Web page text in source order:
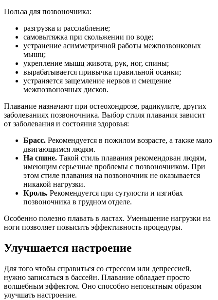
Польза для позвоночника:
разгрузка и расслабление;
самовытяжка при скольжении по воде;
устранение асимметричной работы межпозвонковых
мышц;
укрепление мышц живота, рук, ног, спины;
вырабатывается привычка правильной осанки;
устраняется защемление нервов и смещение
межпозвоночных дисков.
Плавание назначают при остеохондрозе, радикулите, других
заболеваниях позвоночника. Выбор стиля плавания зависит
от заболевания и состояния здоровья:
Брасс. Рекомендуется в пожилом возрасте, а также мало
двигающимся людям.
На спине. Такой стиль плавания рекомендован людям,
имеющим серьезные проблемы с позвоночником. При
этом стиле плавания на позвоночник не оказывается
никакой нагрузки.
Кроль. Рекомендуется при сутулости и изгибах
позвоночника в грудном отделе.
Особенно полезно плавать в ластах. Уменьшение нагрузки на
ноги позволяет повысить эффективность процедуры.
Улучшается настроение
Для того чтобы справиться со стрессом или депрессией,
нужно записаться в бассейн. Плавание обладает просто
волшебным эффектом. Оно способно непонятным образом
улучшать настроение.